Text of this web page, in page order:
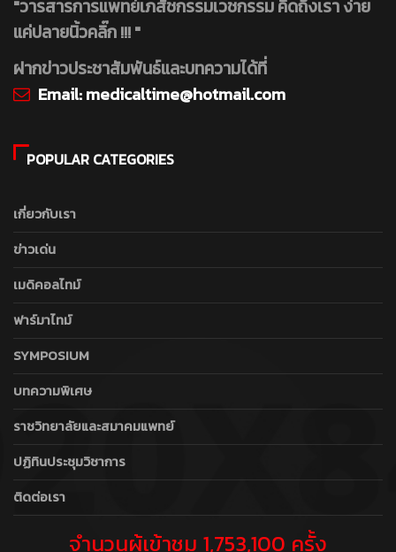
"วารสารการแพทย์เภสัชกรรมเวชกรรม คิดถึงเรา ง่าย
แค่ปลายนิ้วคลิ๊ก !!! "
ฝากข่าวประชาสัมพันธ์และบทความได้ที่
Email:medicaltime@hotmail.com
POPULAR CATEGORIES
เกี่ยวกับเรา
ข่าวเด่น
เมดิคอลไทม์
ฟาร์มาไทม์
SYMPOSIUM
บทความพิเศษ
ราชวิทยาลัยและสมาคมแพทย์
ปฏิทินประชุมวิชาการ
ติดต่อเรา
จำนวนผู้เข้าชม 1,753,100 ครั้ง